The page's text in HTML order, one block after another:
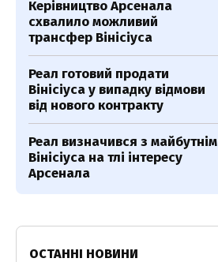
Керівництво Арсенала
схвалило можливий
трансфер Вінісіуса
Реал готовий продати
Вінісіуса у випадку відмови
від нового контракту
Реал визначився з майбутнім
Вінісіуса на тлі інтересу
Арсенала
ОСТАННІ НОВИНИ